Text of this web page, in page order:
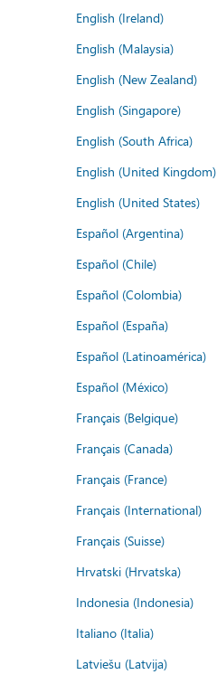
English (Ireland)
English (Malaysia)
English (New Zealand)
English (Singapore)
English (South Africa)
English (United Kingdom)
English (United States)
Español (Argentina)
Español (Chile)
Español (Colombia)
Español (España)
Español (Latinoamérica)
Español (México)
Français (Belgique)
Français (Canada)
Français (France)
Français (International)
Français (Suisse)
Hrvatski (Hrvatska)
Indonesia (Indonesia)
Italiano (Italia)
Latviešu (Latvija)